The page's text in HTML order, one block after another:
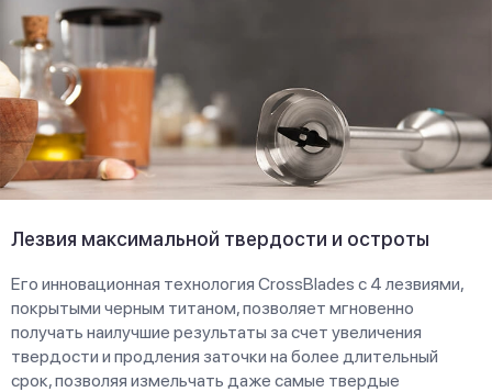
Лезвия максимальной твердости и остроты
Его инновационная технология CrossBlades с 4 лезвиями,
покрытыми черным титаном, позволяет мгновенно
получать наилучшие результаты за счет увеличения
твердости и продления заточки на более длительный
срок, позволяя измельчать даже самые твердые